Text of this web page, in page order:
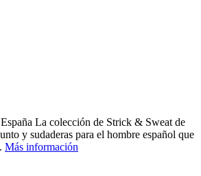
La colección de Strick & Sweat de
y sudaderas para el hombre español que
Más información